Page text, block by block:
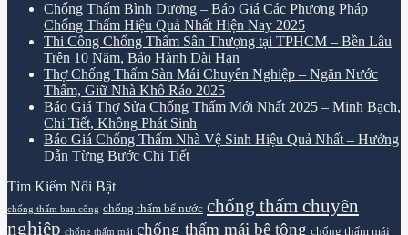
Chống Thấm Bình Dương – Báo Giá Các Phương Pháp
Chống Thấm Hiệu Quả Nhất Hiện Nay 2025
Thi Công Chống Thấm Sân Thượng tại TPHCM – Bền Lâu
Trên 10 Năm, Bảo Hành Dài Hạn
Thợ Chống Thấm Sàn Mái Chuyên Nghiệp – Ngăn Nước
Thấm, Giữ Nhà Khô Ráo 2025
Báo Giá Thợ Sửa Chống Thấm Mới Nhất 2025 – Minh Bạch,
Chi Tiết, Không Phát Sinh
Báo Giá Chống Thấm Nhà Vệ Sinh Hiệu Quả Nhất – Hướng
Dẫn Từng Bước Chi Tiết
Tìm Kiếm Nổi Bật
chống thấm ban công chống thấm bể nước chống thấm chuyên
nghiệp chống thấm mái chống thấm mái bê tông chống thấm mái